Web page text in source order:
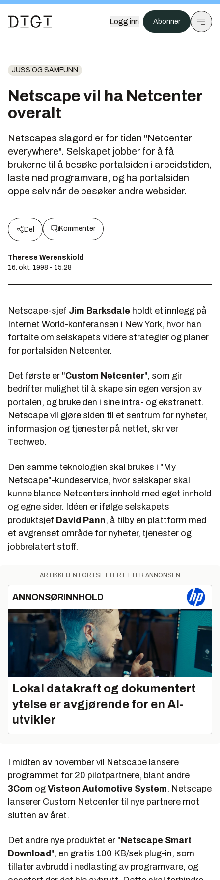
Logg inn Abonner
JUSS OG SAMFUNN
Netscape vil ha Netcenter
overalt
Netscapes slagord er for tiden "Netcenter
everywhere". Selskapet jobber for å få
brukerne til å besøke portalsiden i arbeidstiden,
laste ned programvare, og ha portalsiden
oppe selv når de besøker andre websider.
Del Kommenter
Therese Werenskiold
16. okt. 1998 - 15:28
Netscape-sjef Jim Barksdale holdt et innlegg på
Internet World-konferansen i New York, hvor han
fortalte om selskapets videre strategier og planer
for portalsiden Netcenter.
Det første er "Custom Netcenter", som gir
bedrifter mulighet til å skape sin egen versjon av
portalen, og bruke den i sine intra- og ekstranett.
Netscape vil gjøre siden til et sentrum for nyheter,
informasjon og tjenester på nettet, skriver
Techweb.
Den samme teknologien skal brukes i "My
Netscape"-kundeservice, hvor selskaper skal
kunne blande Netcenters innhold med eget innhold
og egne sider. Idéen er ifølge selskapets
produktsjef David Pann, å tilby en plattform med
et avgrenset område for nyheter, tjenester og
jobbrelatert stoff.
ARTIKKELEN FORTSETTER ETTER ANNONSEN
ANNONSØRINNHOLD
Lokal datakraft og dokumentert
ytelse er avgjørende for en AI-
utvikler
I midten av november vil Netscape lansere
programmet for 20 pilotpartnere, blant andre
3Com og Visteon Automotive System. Netscape
lanserer Custom Netcenter til nye partnere mot
slutten av året.
Det andre nye produktet er "Netscape Smart
Download", en gratis 100 KB/sek plug-in, som
tillater avbrudd i nedlasting av programvare, og